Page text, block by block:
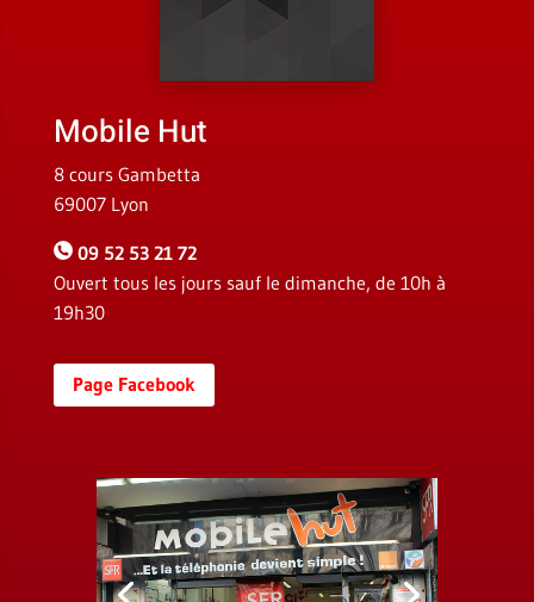
Mobile Hut
8 cours Gambetta
69007 Lyon
09 52 53 21 72
Ouvert tous les jours sauf le dimanche, de 10h à
19h30
Page Facebook